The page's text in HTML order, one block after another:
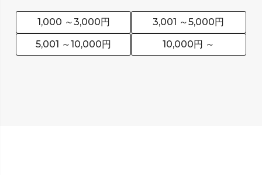
1,000 ～3,000円
3,001 ～5,000円
5,001 ～10,000円
10,000円 ～